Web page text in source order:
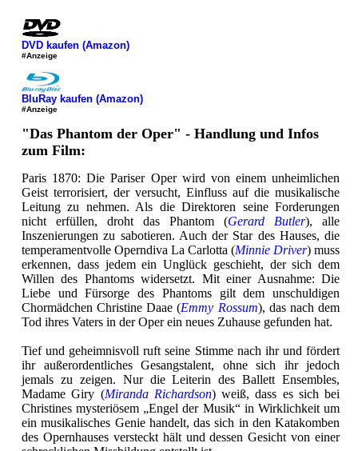
DVD kaufen (Amazon)
#Anzeige
BluRay kaufen (Amazon)
#Anzeige
"Das Phantom der Oper" - Handlung und Infos
zum Film:
Paris 1870: Die Pariser Oper wird von einem unheimlichen
Geist terrorisiert, der versucht, Einfluss auf die musikalische
Leitung zu nehmen. Als die Direktoren seine Forderungen
nicht erfüllen, droht das Phantom (Gerard Butler), alle
Inszenierungen zu sabotieren. Auch der Star des Hauses, die
temperamentvolle Operndiva La Carlotta (Minnie Driver) muss
erkennen, dass jedem ein Unglück geschieht, der sich dem
Willen des Phantoms widersetzt. Mit einer Ausnahme: Die
Liebe und Fürsorge des Phantoms gilt dem unschuldigen
Chormädchen Christine Daae (Emmy Rossum), das nach dem
Tod ihres Vaters in der Oper ein neues Zuhause gefunden hat.
Tief und geheimnisvoll ruft seine Stimme nach ihr und fördert
ihr außerordentliches Gesangstalent, ohne sich ihr jedoch
jemals zu zeigen. Nur die Leiterin des Ballett Ensembles,
Madame Giry (Miranda Richardson) weiß, dass es sich bei
Christines mysteriösem „Engel der Musik“ in Wirklichkeit um
ein musikalisches Genie handelt, das sich in den Katakomben
des Opernhauses versteckt hält und dessen Gesicht von einer